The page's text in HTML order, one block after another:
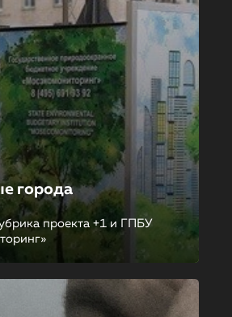
города
проекта +1 и ГПБУ